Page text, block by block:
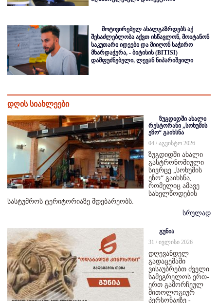
მოტივირებულ ახალგაზრდებს აქ
შესაძლებლობა აქვთ ისწავლონ, მოიტანონ
საკუთარი იდეები და მიიღონ საჭირო
მხარდაჭერა, - ბიტისის (BITISI)
დამფუძნებელი, ლევან ნიპარიშვილი
დღის სიახლეები
ზუგდიდში ახალი
რესტორანი „სოხუმის
ეზო“ გაიხსნა
04 / აგვისტო 2026
ზუგდიდში ახალი
გასტრონომიული
სივრცე „სოხუმის
ეზო“ გაიხსნა,
რომელიც ამავე
სახელწოდების
სასტუმროს ტერიტორიაზე მდებარეობს.
სრულად
გუნია
31 / ივლისი 2026
დღევანდელ
გადაცემაში
ვისაუბრებთ ძველი
სამეგრელოს ერთ-
ერთ გამორჩეულ
მითოლოგიურ
პერსონაჟზე -